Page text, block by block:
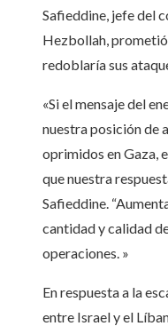
Safieddine, jefe del
Hezbollah,
redoblaría sus
«Si el mensaje del
nuestra posición de
oprimidos en Gaza,
que nuestra
Safieddine.
cantidad y calidad
operaciones. »
En respuesta a la
entre Israel y el